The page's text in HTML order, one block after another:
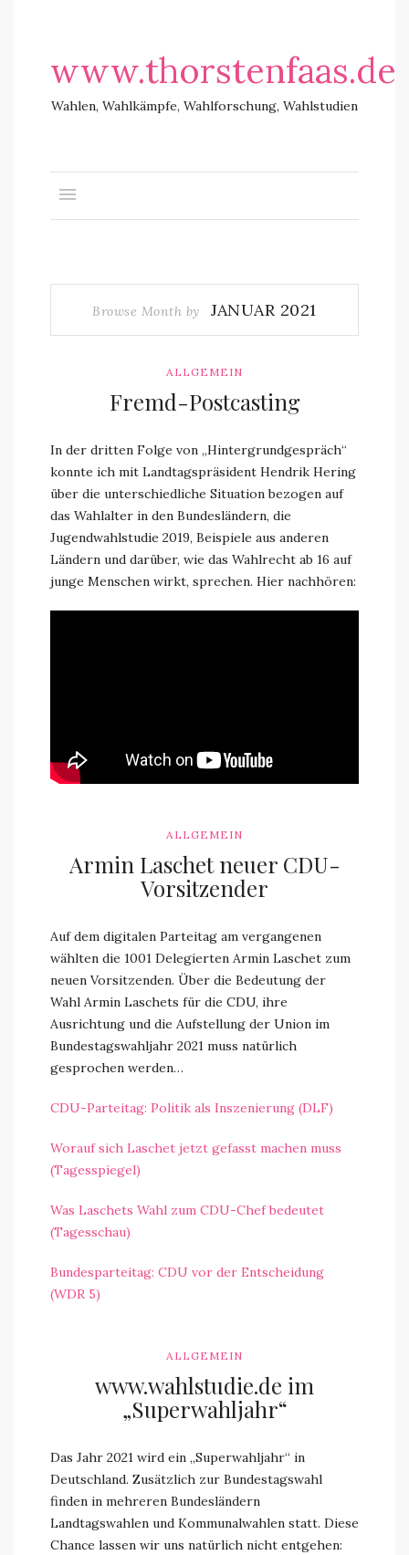
www.thorstenfaas.de
Wahlen, Wahlkämpfe, Wahlforschung, Wahlstudien
Browse Month by JANUAR 2021
ALLGEMEIN
Fremd-Postcasting
In der dritten Folge von „Hintergrundgespräch“
konnte ich mit Landtagspräsident Hendrik Hering
über die unterschiedliche Situation bezogen auf
das Wahlalter in den Bundesländern, die
Jugendwahlstudie 2019, Beispiele aus anderen
Ländern und darüber, wie das Wahlrecht ab 16 auf
junge Menschen wirkt, sprechen. Hier nachhören:
ALLGEMEIN
Armin Laschet neuer CDU-
Vorsitzender
Auf dem digitalen Parteitag am vergangenen
wählten die 1001 Delegierten Armin Laschet zum
neuen Vorsitzenden. Über die Bedeutung der
Wahl Armin Laschets für die CDU, ihre
Ausrichtung und die Aufstellung der Union im
Bundestagswahljahr 2021 muss natürlich
gesprochen werden…
CDU-Parteitag: Politik als Inszenierung (DLF)
Worauf sich Laschet jetzt gefasst machen muss
(Tagesspiegel)
Was Laschets Wahl zum CDU-Chef bedeutet
(Tagesschau)
Bundesparteitag: CDU vor der Entscheidung
(WDR 5)
ALLGEMEIN
www.wahlstudie.de im
„Superwahljahr“
Das Jahr 2021 wird ein „Superwahljahr“ in
Deutschland. Zusätzlich zur Bundestagswahl
finden in mehreren Bundesländern
Landtagswahlen und Kommunalwahlen statt. Diese
Chance lassen wir uns natürlich nicht entgehen: